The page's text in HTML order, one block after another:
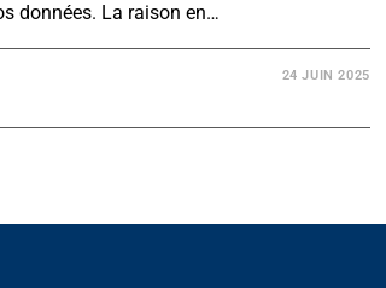
données. La raison en…
24 JUIN 2025